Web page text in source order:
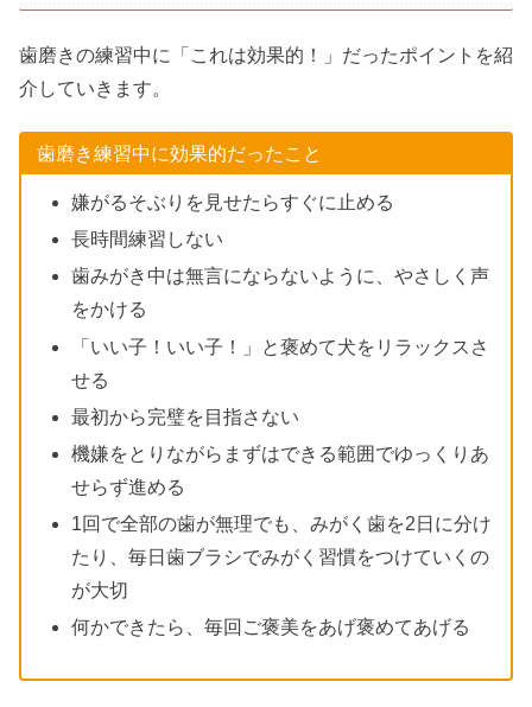
歯磨きの練習中に「これは効果的！」だったポイントを紹
介していきます。
歯磨き練習中に効果的だったこと
嫌がるそぶりを見せたらすぐに止める
長時間練習しない
歯みがき中は無言にならないように、やさしく声
をかける
「いい子！いい子！」と褒めて犬をリラックスさ
せる
最初から完璧を目指さない
機嫌をとりながらまずはできる範囲でゆっくりあ
せらず進める
1回で全部の歯が無理でも、みがく歯を2日に分け
たり、毎日歯ブラシでみがく習慣をつけていくの
が大切
何かできたら、毎回ご褒美をあげ褒めてあげる